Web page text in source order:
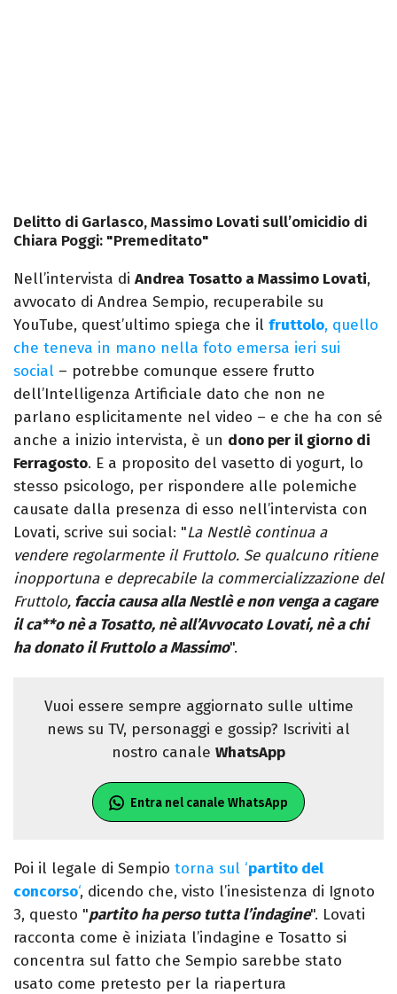
Delitto di Garlasco, Massimo Lovati sull’omicidio di
Chiara Poggi: "Premeditato"
Nell’intervista di Andrea Tosatto a Massimo Lovati,
avvocato di Andrea Sempio, recuperabile su
YouTube, quest’ultimo spiega che il fruttolo, quello
che teneva in mano nella foto emersa ieri sui
social – potrebbe comunque essere frutto
dell’Intelligenza Artificiale dato che non ne
parlano esplicitamente nel video – e che ha con sé
anche a inizio intervista, è un dono per il giorno di
Ferragosto. E a proposito del vasetto di yogurt, lo
stesso psicologo, per rispondere alle polemiche
causate dalla presenza di esso nell’intervista con
Lovati, scrive sui social: "La Nestlè continua a
vendere regolarmente il Fruttolo. Se qualcuno ritiene
inopportuna e deprecabile la commercializzazione del
Fruttolo, faccia causa alla Nestlè e non venga a cagare
il ca**o nè a Tosatto, nè all’Avvocato Lovati, nè a chi
ha donato il Fruttolo a Massimo".
Vuoi essere sempre aggiornato sulle ultime
news su TV, personaggi e gossip? Iscriviti al
nostro canale WhatsApp
Entra nel canale WhatsApp
Poi il legale di Sempio torna sul ‘partito del
concorso‘, dicendo che, visto l’inesistenza di Ignoto
3, questo "partito ha perso tutta l’indagine". Lovati
racconta come è iniziata l’indagine e Tosatto si
concentra sul fatto che Sempio sarebbe stato
usato come pretesto per la riapertura